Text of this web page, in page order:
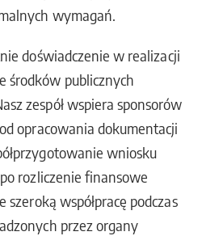
wymagań.
doświadczenie w realizacji
środków publicznych
zespół wspiera sponsorów
opracowania dokumentacji
wniosku
rozliczenie finansowe
współpracę podczas
przez organy